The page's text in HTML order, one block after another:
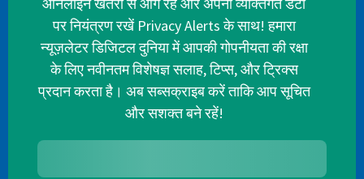
ऑनलाइन खतरों से आगे रहें और अपनी व्यक्तिगत डेटा
पर नियंत्रण रखें Privacy Alerts के साथ! हमारा
न्यूज़लेटर डिजिटल दुनिया में आपकी गोपनीयता की रक्षा
के लिए नवीनतम विशेषज्ञ सलाह, टिप्स, और ट्रिक्स
प्रदान करता है। अब सब्सक्राइब करें ताकि आप सूचित
और सशक्त बने रहें!